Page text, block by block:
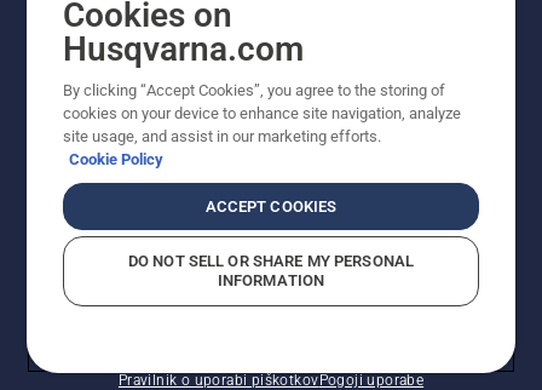
Pravilnik o uporabi piškotkovPogoji uporabe
Cookies on
Husqvarna.com
By clicking “Accept Cookies”, you agree to the storing of
cookies on your device to enhance site navigation, analyze
site usage, and assist in our marketing efforts.
Cookie Policy
ACCEPT COOKIES
DO NOT SELL OR SHARE MY PERSONAL
INFORMATION